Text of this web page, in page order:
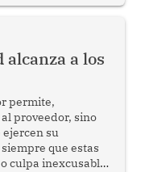
cohesión
alcanza a los
permite,
proveedor, sino
su
que estas
culpa inexcusable